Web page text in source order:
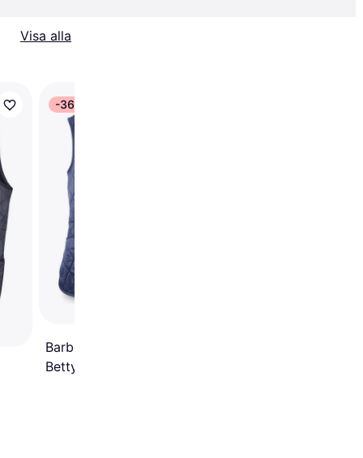
Visa alla
-36%
Barbour Women’s Fleece
Betty Liner - Navy